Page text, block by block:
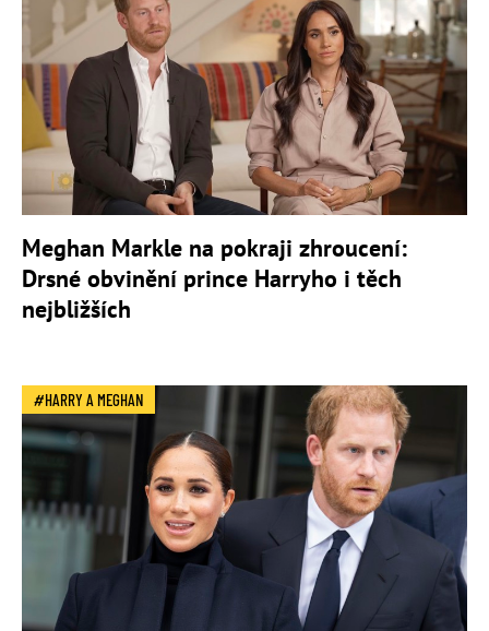
Meghan Markle na pokraji zhroucení:
Drsné obvinění prince Harryho i těch
nejbližších
HARRY A MEGHAN